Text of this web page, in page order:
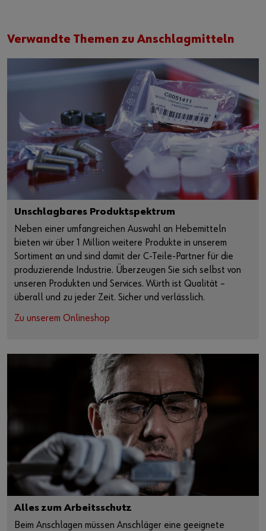
Verwandte Themen zu Anschlagmitteln
Unschlagbares Produktspektrum
Neben einer umfangreichen Auswahl an Hebemitteln
bieten wir über 1 Million weitere Produkte in unserem
Sortiment an und sind damit der C-Teile-Partner für die
produzierende Industrie. Überzeugen Sie sich selbst von
unseren Produkten und Services. Würth ist Qualität –
überall und zu jeder Zeit. Sicher und verlässlich.
Zu unserem Onlineshop
Alles zum Arbeitsschutz
Beim Anschlagen müssen Anschläger eine geeignete